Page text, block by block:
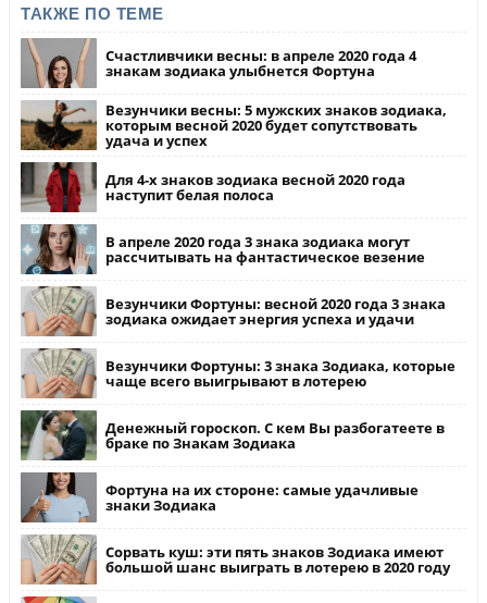
ТАКЖЕ ПО ТЕМЕ
Счастливчики весны: в апреле 2020 года 4
знакам зодиака улыбнется Фортуна
Везунчики весны: 5 мужских знаков зодиака,
которым весной 2020 будет сопутствовать
удача и успех
Для 4-х знаков зодиака весной 2020 года
наступит белая полоса
В апреле 2020 года 3 знака зодиака могут
рассчитывать на фантастическое везение
Везунчики Фортуны: весной 2020 года 3 знака
зодиака ожидает энергия успеха и удачи
Везунчики Фортуны: 3 знака Зодиака, которые
чаще всего выигрывают в лотерею
Денежный гороскоп. С кем Вы разбогатеете в
браке по Знакам Зодиака
Фортуна на их стороне: самые удачливые
знаки Зодиака
Сорвать куш: эти пять знаков Зодиака имеют
большой шанс выиграть в лотерею в 2020 году